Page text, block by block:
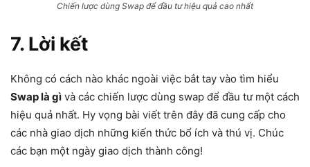
Chiến lược dùng Swap để đầu tư hiệu quả cao nhất
7. Lời kết
Không có cách nào khác ngoài việc bắt tay vào tìm hiểu
Swap là gì và các chiến lược dùng swap để đầu tư một cách
hiệu quả nhất. Hy vọng bài viết trên đây đã cung cấp cho
các nhà giao dịch những kiến thức bổ ích và thú vị. Chúc
các bạn một ngày giao dịch thành công!